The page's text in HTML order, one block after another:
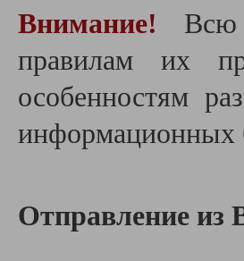
Внимание!
Всю
правилам их
особенностям
информационных
Отправление из